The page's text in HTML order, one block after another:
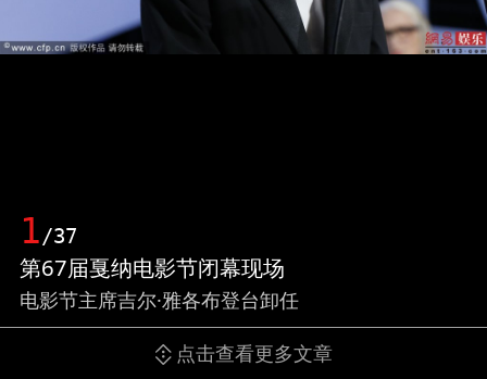
1/37
第67届戛纳电影节闭幕现场
电影节主席吉尔·雅各布登台卸任
点击查看更多文章